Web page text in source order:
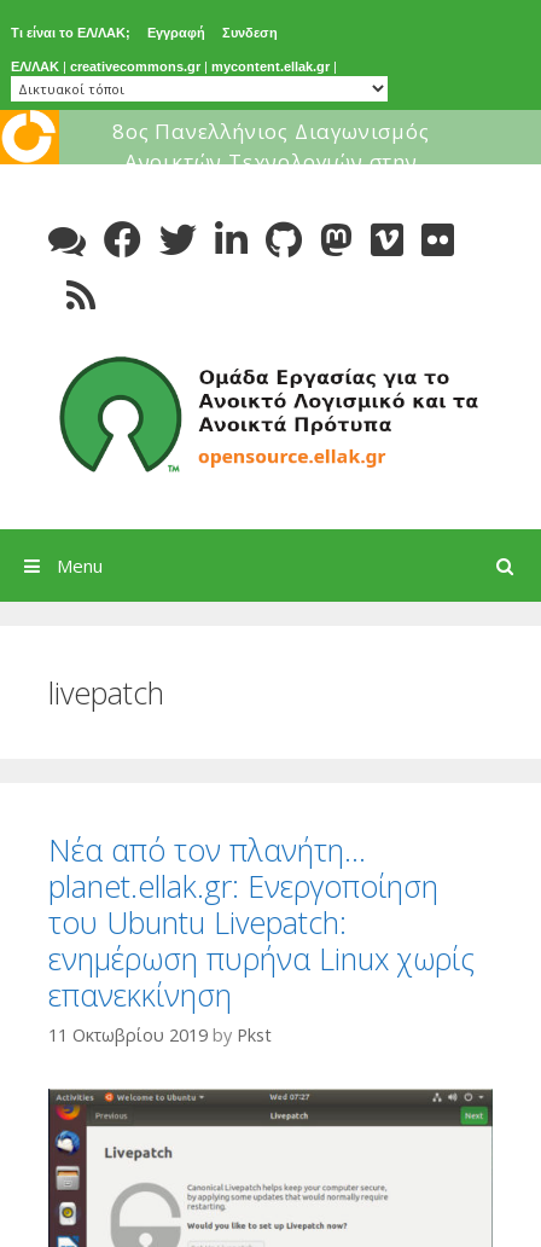
Τι είναι το ΕΛ/ΛΑΚ; Εγγραφή Συνδεση
ΕΛ/ΛΑΚ | creativecommons.gr | mycontent.ellak.gr |
Μάθε για το ελεύθερο
content
Search
Menu
livepatch
Νέα από τον πλανήτη…
planet.ellak.gr: Ενεργοποίηση
του Ubuntu Livepatch:
ενημέρωση πυρήνα Linux χωρίς
επανεκκίνηση
11 Οκτωβρίου 2019 by Pkst